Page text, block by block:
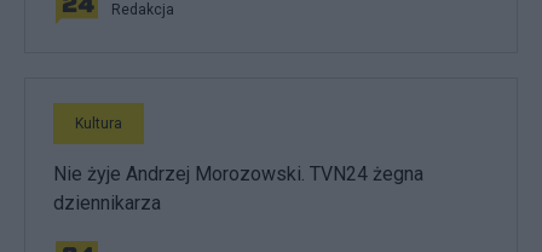
Redakcja
Kultura
Nie żyje Andrzej Morozowski. TVN24 żegna
dziennikarza